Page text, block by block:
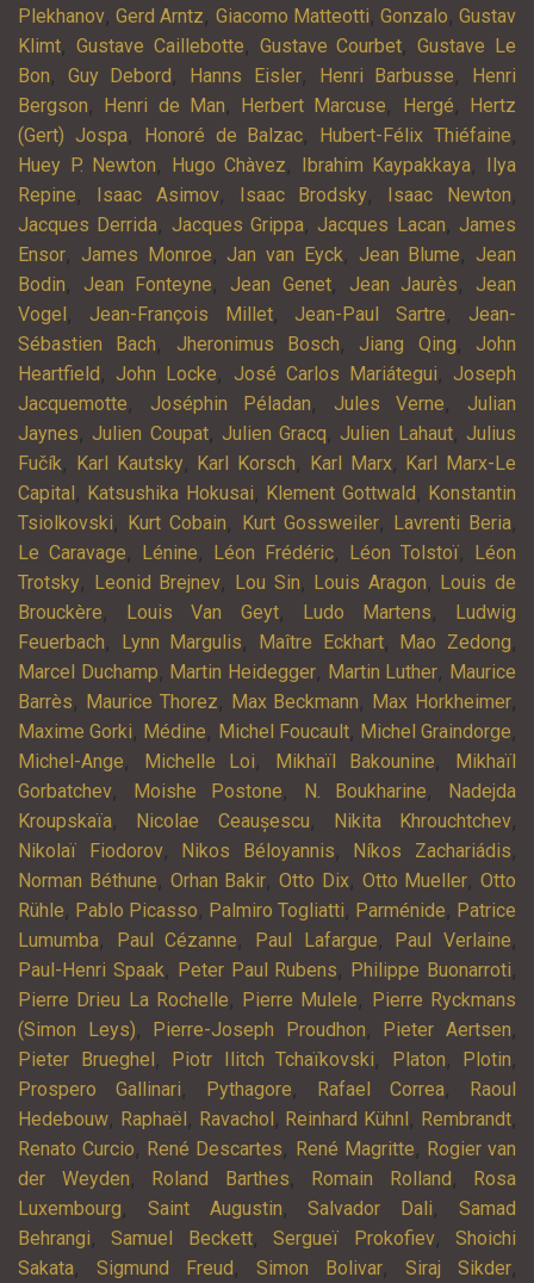
Plekhanov,Gerd Arntz, Giacomo Matteotti, Gonzalo,Gustav
Klimt, Gustave Caillebotte, Gustave Courbet,Gustave Le
Bon, Guy Debord , Hanns Eisler, Henri Barbusse,
Henri
Bergson, Henri de Man, Herbert Marcuse, Hergé,
Hertz
(Gert) Jospa, Honoré de Balzac, Hubert-Félix Thiéfaine,
Huey P. Newton, Hugo Chàvez, Ibrahim Kaypakkaya,
Ilya
Repine, Isaac Asimov, Isaac Brodsky, Isaac Newton,
Jacques Derrida, Jacques Grippa, Jacques Lacan, James
Ensor, James Monroe, Jan van Eyck, Jean Blume, Jean
Bodin, Jean Fonteyne, Jean Genet, Jean Jaurès, Jean
Vogel , Jean-François Millet, Jean-Paul Sartre, Jean-
Sébastien Bach, Jheronimus Bosch, Jiang Qing, John
Heartfield , John Locke, José Carlos Mariátegui, Joseph
Jacquemotte, Joséphin Péladan, Jules Verne, Julian
Jaynes, Julien Coupat, Julien Gracq, Julien Lahaut, Julius
Fučík, Karl Kautsky, Karl Korsch, Karl Marx, Karl Marx-Le
Capital , Katsushika Hokusai, Klement Gottwald , Konstantin
Tsiolkovski, Kurt Cobain, Kurt Gossweiler, Lavrenti Beria,
Le Caravage, Lénine, Léon Frédéric, Léon Tolstoï,
Léon
Trotsky, Leonid Brejnev, Lou Sin, Louis Aragon, Louis de
Brouckère, Louis Van Geyt, Ludo Martens,
Ludwig
Feuerbach, Lynn Margulis, Maître Eckhart, Mao Zedong,
Marcel Duchamp, Martin Heidegger, Martin Luther, Maurice
Barrès, Maurice Thorez, Max Beckmann, Max Horkheimer,
Maxime Gorki, Médine, Michel Foucault, Michel Graindorge,
Michel-Ange, Michelle Loi, Mikhaïl Bakounine,
Mikhaïl
Gorbatchev, Moishe Postone, N. Boukharine,
Nadejda
Kroupskaïa, Nicolae Ceaușescu, Nikita Khrouchtchev,
Nikolaï Fiodorov, Nikos Béloyannis, Níkos Zachariádis,
Norman Béthune, Orhan Bakir, Otto Dix, Otto Mueller, Otto
Rühle, Pablo Picasso, Palmiro Togliatti, Parménide, Patrice
Lumumba, Paul Cézanne, Paul Lafargue, Paul Verlaine,
Paul-Henri Spaak, Peter Paul Rubens, Philippe Buonarroti,
Pierre Drieu La Rochelle, Pierre Mulele,
Pierre Ryckmans
(Simon Leys), Pierre-Joseph Proudhon, Pieter Aertsen,
Pieter Brueghel , Piotr Ilitch Tchaïkovski, Platon, Plotin,
Prospero Gallinari, Pythagore, Rafael Correa,
Raoul
Hedebouw, Raphaël , Ravachol , Reinhard Kühnl , Rembrandt,
Renato Curcio, René Descartes, René Magritte, Rogier van
der Weyden, Roland Barthes, Romain Rolland ,
Rosa
Luxembourg, Saint Augustin,Salvador Dali,Samad
Behrangi,Samuel Beckett,Sergueï Prokofiev,Shoichi
Sakata, Sigmund Freud , Simon Bolivar, Siraj Sikder,